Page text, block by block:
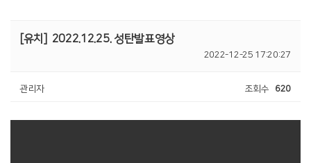
[유치] 2022.12.25. 성탄발표영상
2022-12-25 17:20:27
관리자 조회수 620